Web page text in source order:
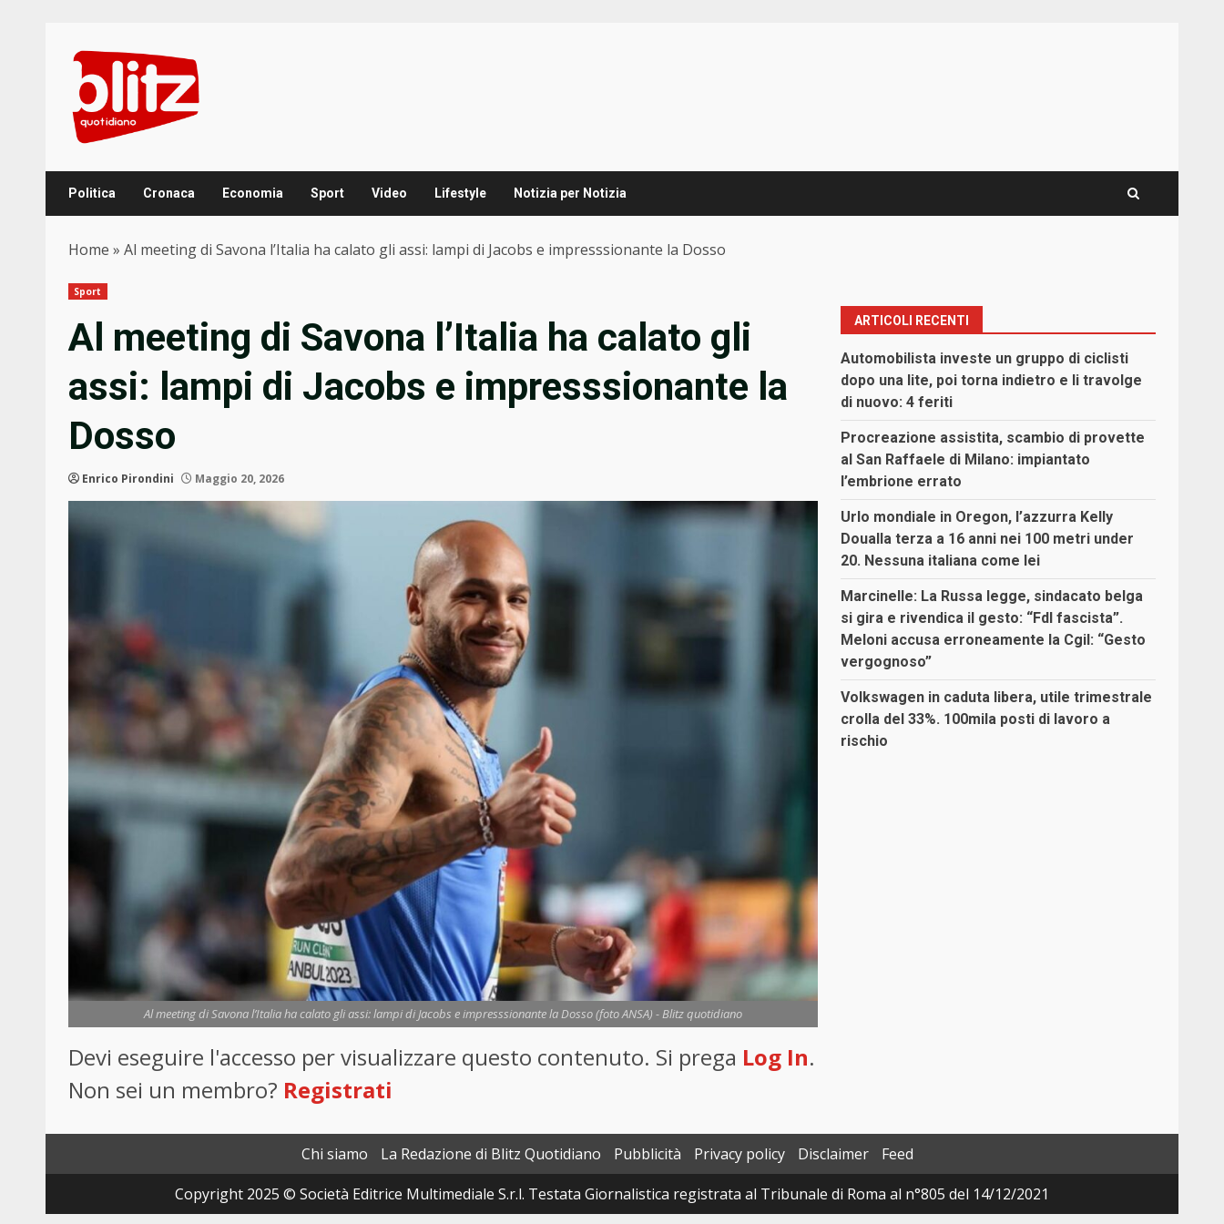
content
Politica Cronaca Economia Sport Video Lifestyle Notizia per Notizia
Home » Al meeting di Savona l’Italia ha calato gli assi: lampi di Jacobs e impresssionante la Dosso
Sport
Al meeting di Savona l’Italia ha calato gli
assi: lampi di Jacobs e impresssionante la
Dosso
Enrico Pirondini Maggio 20, 2026
Al meeting di Savona l’Italia ha calato gli assi: lampi di Jacobs e impresssionante la Dosso (foto ANSA) - Blitz quotidiano
Devi eseguire l'accesso per visualizzare questo contenuto. Si prega Log In.
Non sei un membro? Registrati
ARTICOLI RECENTI
Automobilista investe un gruppo di ciclisti
dopo una lite, poi torna indietro e li travolge
di nuovo: 4 feriti
Procreazione assistita, scambio di provette
al San Raffaele di Milano: impiantato
l’embrione errato
Urlo mondiale in Oregon, l’azzurra Kelly
Doualla terza a 16 anni nei 100 metri under
20. Nessuna italiana come lei
Marcinelle: La Russa legge, sindacato belga
si gira e rivendica il gesto: “FdI fascista”.
Meloni accusa erroneamente la Cgil: “Gesto
vergognoso”
Volkswagen in caduta libera, utile trimestrale
crolla del 33%. 100mila posti di lavoro a
rischio
Chi siamo La Redazione di Blitz Quotidiano Pubblicità Privacy policy Disclaimer
Feed
Copyright 2025 © Società Editrice Multimediale S.r.l. Testata Giornalistica registrata al Tribunale di Roma al n°805 del 14/12/2021